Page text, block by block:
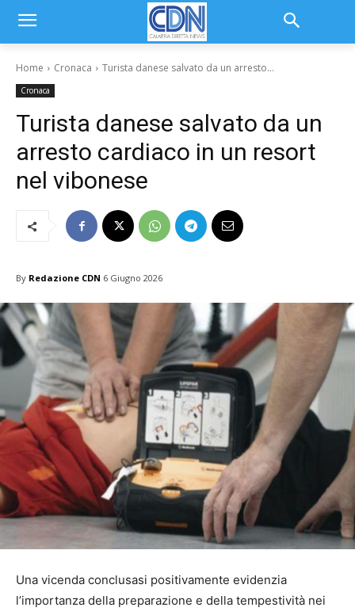
Home Cronaca Turista danese salvato da un arresto...
Cronaca
Turista danese salvato da un
arresto cardiaco in un resort
nel vibonese
By Redazione CDN 6 Giugno 2026
Una vicenda conclusasi positivamente evidenzia
l’importanza della preparazione e della tempestività nei